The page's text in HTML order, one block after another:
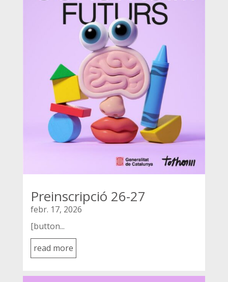
Preinscripció 26-27
febr. 17, 2026
[button...
read more